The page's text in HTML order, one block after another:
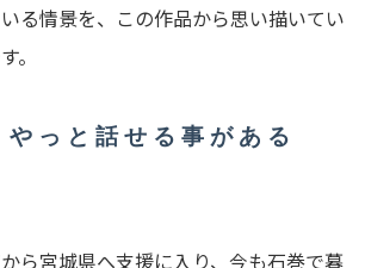
る情景を、 この作品から思い描いてい
。
や っ と 話 せ る 事 が あ る
ら宮城県へ支援に入り、今も石巻で暮